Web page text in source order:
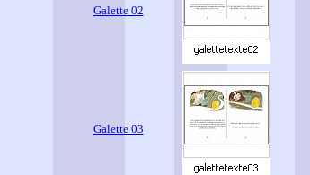
Galette 02
Galette 03